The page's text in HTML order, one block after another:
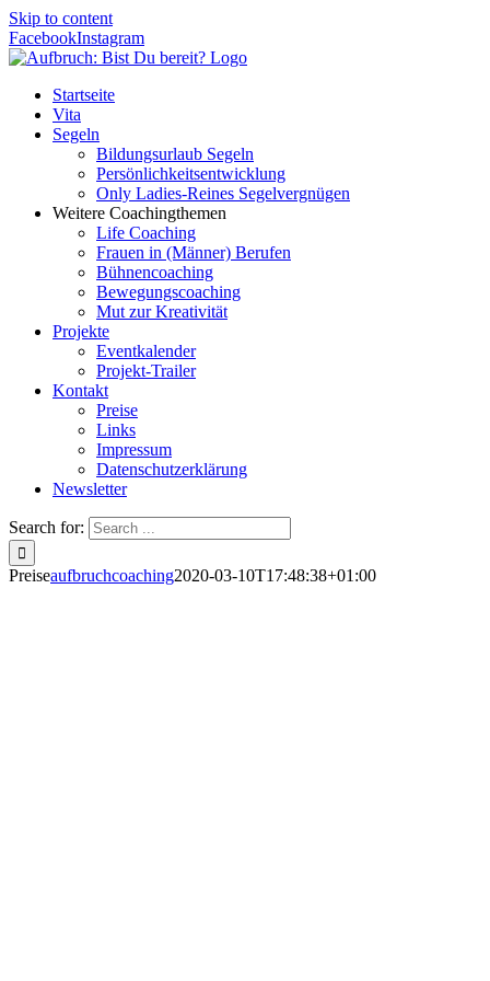
Skip to content
FacebookInstagram
Startseite
Vita
Segeln
Bildungsurlaub Segeln
Persönlichkeitsentwicklung
Only Ladies-Reines Segelvergnügen
Weitere Coachingthemen
Life Coaching
Frauen in (Männer) Berufen
Bühnencoaching
Bewegungscoaching
Mut zur Kreativität
Projekte
Eventkalender
Projekt-Trailer
Kontakt
Preise
Links
Impressum
Datenschutzerklärung
Newsletter
Search for:
Preiseaufbruchcoaching2020-03-10T17:48:38+01:00